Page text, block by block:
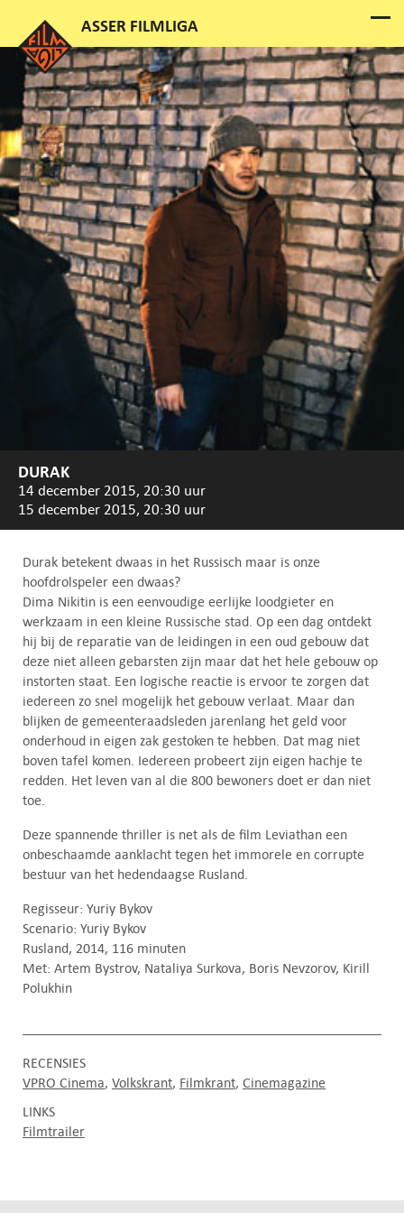
DURAK
14 december 2015, 20:30 uur
15 december 2015, 20:30 uur
Durak betekent dwaas in het Russisch maar is onze
hoofdrolspeler een dwaas?
Dima Nikitin is een eenvoudige eerlijke loodgieter en
werkzaam in een kleine Russische stad. Op een dag ontdekt
hij bij de reparatie van de leidingen in een oud gebouw dat
deze niet alleen gebarsten zijn maar dat het hele gebouw op
instorten staat. Een logische reactie is ervoor te zorgen dat
iedereen zo snel mogelijk het gebouw verlaat. Maar dan
blijken de gemeenteraadsleden jarenlang het geld voor
onderhoud in eigen zak gestoken te hebben. Dat mag niet
boven tafel komen. Iedereen probeert zijn eigen hachje te
redden. Het leven van al die 800 bewoners doet er dan niet
toe.
Deze spannende thriller is net als de film Leviathan een
onbeschaamde aanklacht tegen het immorele en corrupte
bestuur van het hedendaagse Rusland.
Regisseur: Yuriy Bykov
Scenario: Yuriy Bykov
Rusland, 2014, 116 minuten
Met: Artem Bystrov, Nataliya Surkova, Boris Nevzorov, Kirill
Polukhin
RECENSIES
VPRO Cinema Volkskrant Filmkrant Cinemagazine
LINKS
Filmtrailer